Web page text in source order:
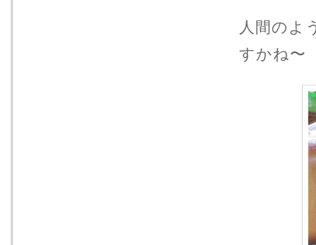
人間のよ
すかね〜